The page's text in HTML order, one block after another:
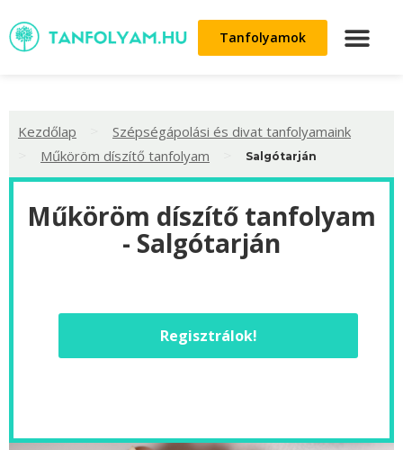
Tanfolyamok
Kezdőlap Szépségápolási és divat tanfolyamaink
Műköröm díszítő tanfolyam Salgótarján
Műköröm díszítő tanfolyam
- Salgótarján
Regisztrálok!